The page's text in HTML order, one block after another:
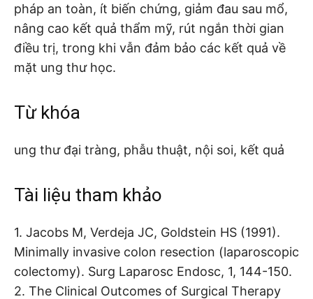
pháp an toàn, ít biến chứng, giảm đau sau mổ,
nâng cao kết quả thẩm mỹ, rút ngắn thời gian
điều trị, trong khi vẫn đảm bảo các kết quả về
mặt ung thư học.
Từ khóa
ung thư đại tràng, phẫu thuật, nội soi, kết quả
Tài liệu tham khảo
1. Jacobs M, Verdeja JC, Goldstein HS (1991).
Minimally invasive colon resection (laparoscopic
colectomy). Surg Laparosc Endosc, 1, 144-150.
2. The Clinical Outcomes of Surgical Therapy